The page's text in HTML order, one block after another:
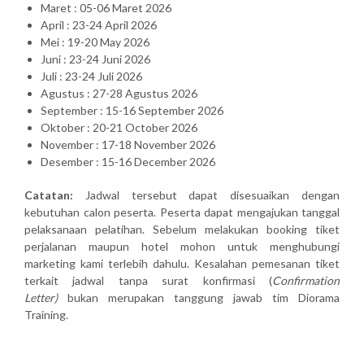
Maret : 05-06 Maret 2026
April : 23-24 April 2026
Mei : 19-20 May 2026
Juni : 23-24 Juni 2026
Juli : 23-24 Juli 2026
Agustus : 27-28 Agustus 2026
September : 15-16 September 2026
Oktober : 20-21 October 2026
November : 17-18 November 2026
Desember : 15-16 December 2026
Catatan: Jadwal tersebut dapat disesuaikan dengan
kebutuhan calon peserta. Peserta dapat mengajukan tanggal
pelaksanaan pelatihan. Sebelum melakukan booking tiket
perjalanan maupun hotel mohon untuk menghubungi
marketing kami terlebih dahulu. Kesalahan pemesanan tiket
terkait jadwal tanpa surat konfirmasi (Confirmation
Letter)bukan merupakan tanggung jawab tim Diorama
Training.